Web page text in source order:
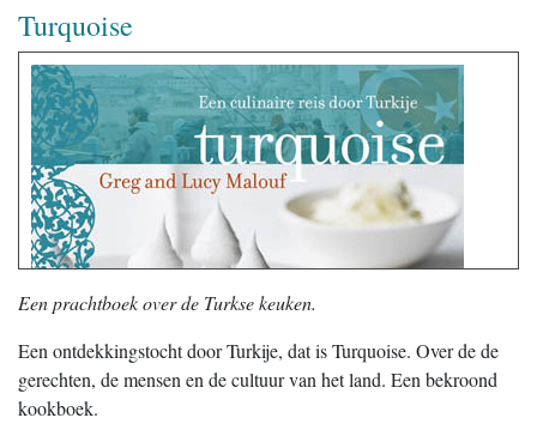
Turquoise
Een prachtboek over de Turkse keuken.
Een ontdekkingstocht door Turkije, dat is Turquoise. Over de de
gerechten, de mensen en de cultuur van het land. Een bekroond
kookboek.